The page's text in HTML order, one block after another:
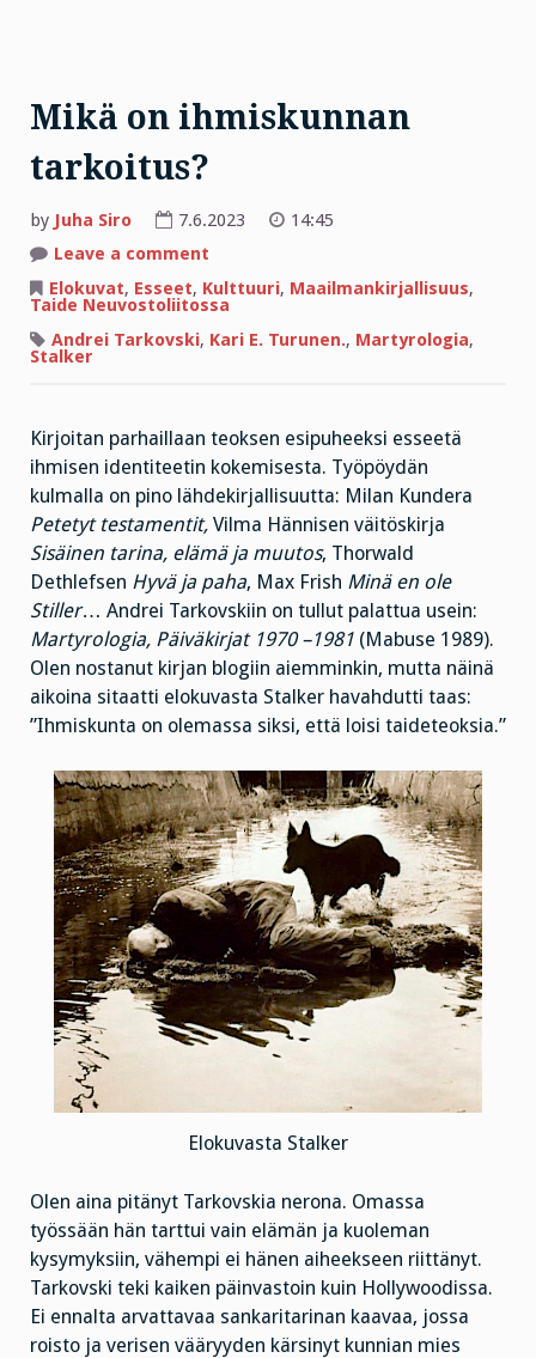
Mikä on ihmiskunnan
tarkoitus?
by Juha Siro 7.6.2023
14:45
Leave a comment
on
ihmiskunnan
Elokuvat, Esseet, Kulttuuri, Maailmankirjallisuus,
Taide Neuvostoliitossa
Andrei Tarkovski, Kari E. Turunen., Martyrologia,
Stalker
Kirjoitan parhaillaan teoksen esipuheeksi esseetä
ihmisen identiteetin kokemisesta. Työpöydän
kulmalla on pino lähdekirjallisuutta: Milan Kundera
Petetyt testamentit, Vilma Hännisen väitöskirja
Sisäinen tarina, elämä ja muutos, Thorwald
Dethlefsen Hyvä ja paha, Max Frish Minä en ole
Stiller… Andrei Tarkovskiin on tullut palattua usein:
Martyrologia, Päiväkirjat 1970 –1981 (Mabuse 1989).
Olen nostanut kirjan blogiin aiemminkin, mutta näinä
aikoina sitaatti elokuvasta Stalker havahdutti taas:
”Ihmiskunta on olemassa siksi, että loisi taideteoksia.”
Elokuvasta Stalker
Olen aina pitänyt Tarkovskia nerona. Omassa
työssään hän tarttui vain elämän ja kuoleman
kysymyksiin, vähempi ei hänen aiheekseen riittänyt.
Tarkovski teki kaiken päinvastoin kuin Hollywoodissa.
Ei ennalta arvattavaa sankaritarinan kaavaa, jossa
roisto ja verisen vääryyden kärsinyt kunnian mies